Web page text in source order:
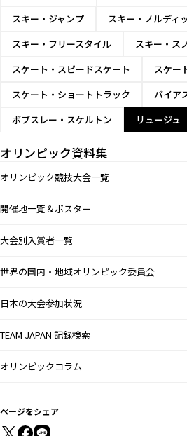
スキー・ジャンプ
スキー・ノルディ
スキー・フリースタイル
スキー・ス
スケート・スピードスケート
スケー
スケート・ショートトラック
バイア
ボブスレー・スケルトン
リュージュ
オリンピック資料集
オリンピック競技大会一覧
開催地一覧＆ポスター
大会別入賞者一覧
世界の国内・地域オリンピック委員会
日本の大会参加状況
TEAM JAPAN 記録検索
オリンピックコラム
ページをシェア